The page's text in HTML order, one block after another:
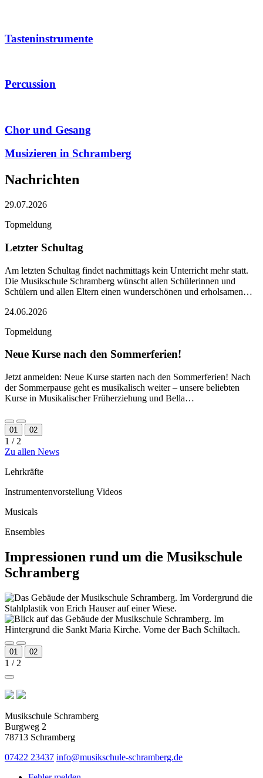
Tasteninstrumente
Percussion
Chor und Gesang
Musizieren in Schramberg
Nachrichten
29.07.2026
Topmeldung
Letzter Schultag
Am letzten Schultag findet nachmittags kein Unterricht mehr statt.
Die Musikschule Schramberg wünscht allen Schülerinnen und
Schülern und allen Eltern einen wunderschönen und erholsamen…
24.06.2026
Topmeldung
Neue Kurse nach den Sommerferien!
Jetzt anmelden: Neue Kurse starten nach den Sommerferien! Nach
der Sommerpause geht es musikalisch weiter – unsere beliebten
Kurse in Musikalischer Früherziehung und Bella…
01 02
1 / 2
Zu allen News
Lehrkräfte
Instrumentenvorstellung Videos
Musicals
Ensembles
Impressionen rund um die Musikschule
Schramberg
01 02
1 / 2
Musikschule Schramberg
Burgweg 2
78713 Schramberg
07422 23437 info@musikschule-schramberg.de